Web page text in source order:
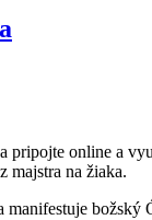
pripojte online a
majstra na žiaka.
božský